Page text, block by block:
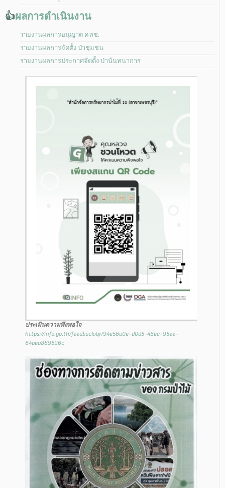
👍ผลการดำเนินงาน
รายงานผลการอนุญาต คทช.
รายงานผลการจัดตั้ง ป่าชุมชน
รายงานผลการประกาศจัดตั้ง ป่านันทนาการ
ประเมินความพึงพอใจ
https://info.go.th/feedback/qr/94e56a0e-d0d5-46ec-95ee-
84aea889596c